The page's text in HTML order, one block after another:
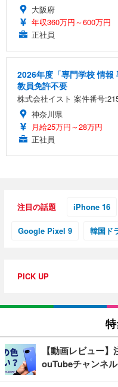
大阪府
年収360万円～600万円
正社員
2026年度「専門学校 情報
教員免許不要
株式会社イスト 案件番号
神奈川県
月給25万円～28万円
正社員
注目の話題 iPhone 16
Google Pixel 9 韓国ド
PICK UP
【動画レビュー
ouTubeチャンネル